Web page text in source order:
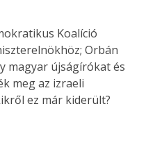
Koalíció
Orbán
magyar újságírókat és
meg az izraeli
ez már kiderült?